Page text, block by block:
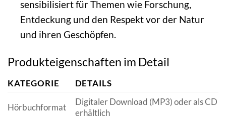
sensibilisiert für Themen wie Forschung,
Entdeckung und den Respekt vor der Natur
und ihren Geschöpfen.
Produkteigenschaften im Detail
KATEGORIE DETAILS
Hörbuchformat
Digitaler Download (MP3) oder als CD
erhältlich